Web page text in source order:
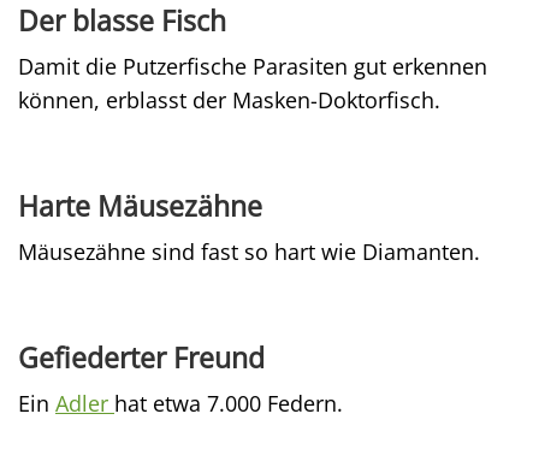
Der blasse Fisch
Damit die Putzerfische Parasiten gut erkennen
können, erblasst der Masken-Doktorfisch.
Harte Mäusezähne
Mäusezähne sind fast so hart wie Diamanten.
Gefiederter Freund
Ein Adler hat etwa 7.000 Federn.